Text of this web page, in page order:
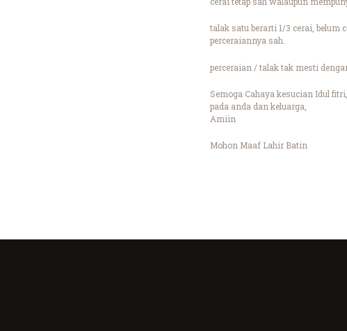
talak satu berarti 1/3 cerai, belum
perceraiannya sah.
perceraian / talak tak mesti
Semoga Cahaya kesucian Idul
pada anda dan keluarga,
Amiin
Mohon Maaf Lahir Batin